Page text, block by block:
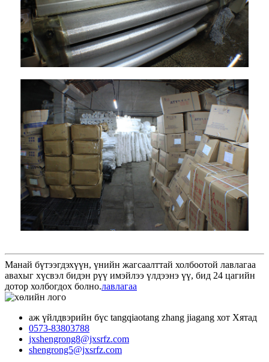
Манай бүтээгдэхүүн, үнийн жагсаалттай холбоотой лавлагаа
авахыг хүсвэл бидэн рүү имэйлээ үлдээнэ үү, бид 24 цагийн
дотор холбогдох болно.лавлагаа
аж үйлдвэрийн бүс tangqiaotang zhang jiagang хот Хятад
0573-83803788
jxshengrong8@jxsrfz.com
shengrong5@jxsrfz.com